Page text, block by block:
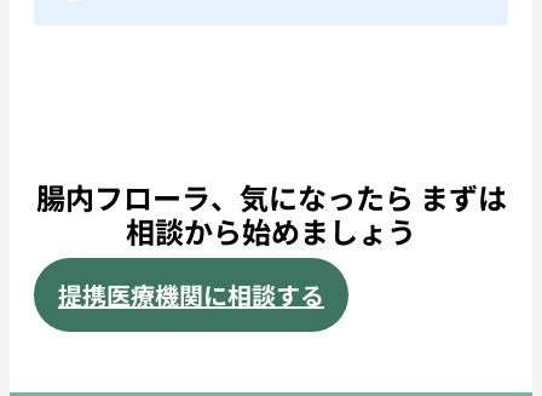
腸内フローラ、気になったら まずは
相談から始めましょう
提携医療機関に相談する